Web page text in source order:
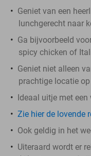
Geniet van een
lunchgerecht naar
Ga bijvoorbeeld
spicy chicken of
Geniet niet alleen
prachtige locatie
Ideaal uitje met
Zie hier de lovende
Ook geldig in het
Uiteraard wordt er